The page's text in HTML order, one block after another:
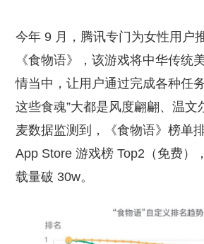
今年 9 月，腾讯专门为女性用户
《食物语》，该游戏将中华传统
情当中，让用户通过完成各种任
这些食魂”大都是风度翩翩、温文
麦数据监测到，《食物语》榜单
App Store 游戏榜 Top2（免费）
载量破 30w。